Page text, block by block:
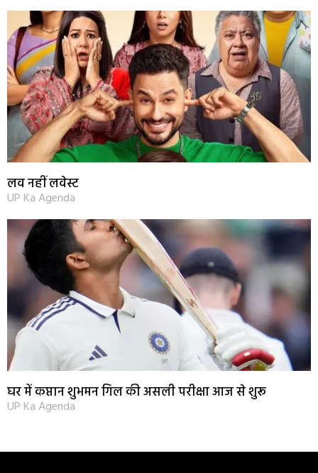
लव नहीं लवेस्ट
UP Ka Agenda
घर में कप्तान शुभमन गिल की असली परीक्षा आज से शुरू
UP Ka Agenda